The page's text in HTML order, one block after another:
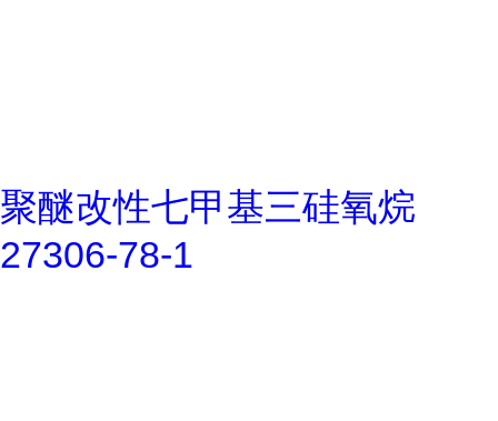
聚醚改性七甲基三硅氧烷
27306-78-1